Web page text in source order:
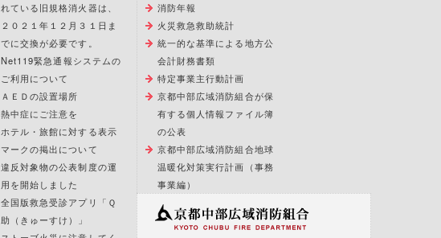
れている旧規格消火器は、
２０２１年１２月３１日ま
でに交換が必要です。
Net119緊急通報システムの
ご利用について
ＡＥＤの設置場所
熱中症にご注意を
ホテル・旅館に対する表示
マークの掲出について
違反対象物の公表制度の運
用を開始しました
全国版救急受診アプリ「Ｑ
助（きゅーすけ）」
消防年報
火災救急救助統計
統一的な基準による地方公
会計財務書類
特定事業主行動計画
京都中部広域消防組合が保
有する個人情報ファイル簿
の公表
京都中部広域消防組合地球
温暖化対策実行計画（事務
事業編）